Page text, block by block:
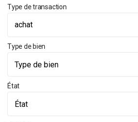
Type de transaction
Type de bien
État